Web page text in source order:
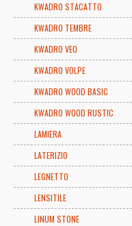
KWADRO STACATTO
KWADRO TEMBRE
KWADRO VEO
KWADRO VOLPE
KWADRO WOOD BASIC
KWADRO WOOD RUSTIC
LAMIERA
LATERIZIO
LEGNETTO
LENSITILE
LINUM STONE